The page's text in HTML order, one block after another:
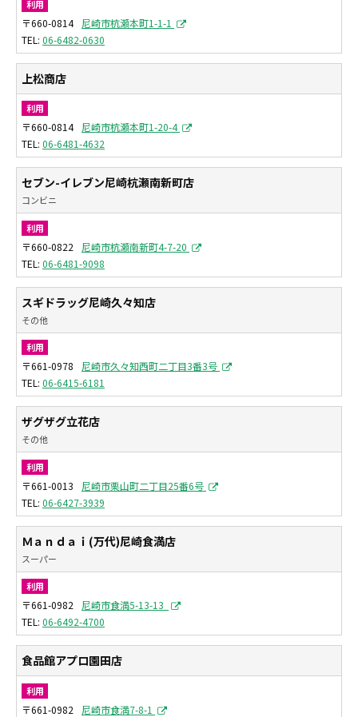
利用
〒660-0814
尼崎市杭瀬本町1-1-1
06-6482-0630
上松商店
利用
〒660-0814
尼崎市杭瀬本町1-20-4
06-6481-4632
セブン-イレブン尼崎杭瀬南新町店
コンビニ
利用
〒660-0822
尼崎市杭瀬南新町4-7-20
06-6481-9098
スギドラッグ尼崎久々知店
その他
利用
〒661-0978
尼崎市久々知西町二丁目3番3号
06-6415-6181
ザグザグ立花店
その他
利用
〒661-0013
尼崎市栗山町二丁目25番6号
06-6427-3939
Ｍａｎｄａｉ(万代)尼崎食満店
スーパー
利用
〒661-0982
尼崎市食満5-13-13
06-6492-4700
食品館アプロ園田店
利用
〒661-0982
尼崎市食満7-8-1